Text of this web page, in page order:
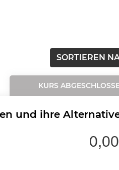
SORTIEREN
KURS
und ihre